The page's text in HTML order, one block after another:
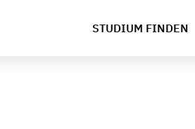
STUDIUM FINDEN